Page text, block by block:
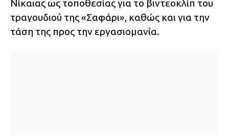
Νίκαιας ως τοποθεσίας για το βιντεοκλίπ του
τραγουδιού της «Σαφάρι», καθώς και για την
τάση της προς την εργασιομανία.